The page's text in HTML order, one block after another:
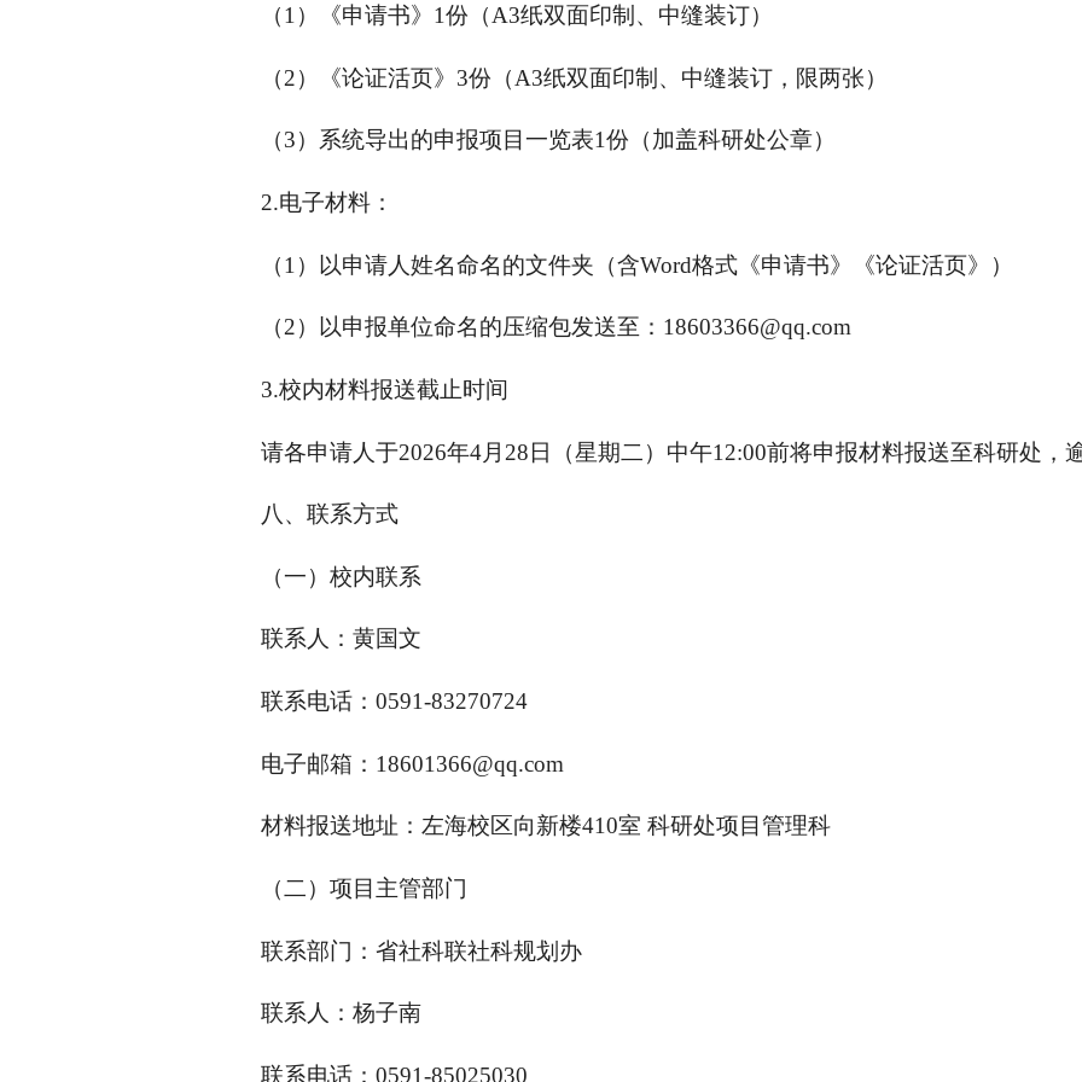
（1）《申请书》1份（A3纸双面印制、中缝装订）
（2）《论证活页》3份（A3纸双面印制、中缝装订，限两张）
（3）系统导出的申报项目一览表1份（加盖科研处公章）
2.电子材料：
（1）以申请人姓名命名的文件夹（含Word格式《申请书》《论证活页》）
（2）以申报单位命名的压缩包发送至：18603366@qq.com
3.校内材料报送截止时间
请各申请人于2026年4月28日（星期二）中午12:00前将申报材料报送至科研处，
八、联系方式
（一）校内联系
联系人：黄国文
联系电话：0591-83270724
电子邮箱：18601366@qq.com
材料报送地址：左海校区向新楼410室 科研处项目管理科
（二）项目主管部门
联系部门：省社科联社科规划办
联系人：杨子南
联系电话：0591-85025030